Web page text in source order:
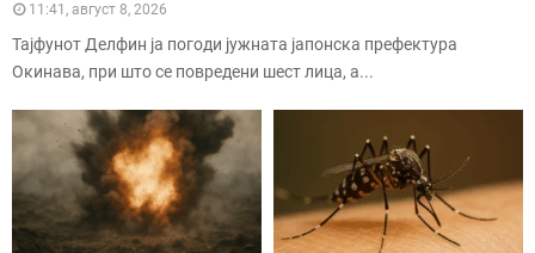
11:41, август 8, 2026
Тајфунот Делфин ја погоди јужната јапонска префектура
Окинава, при што се повредени шест лица, а...